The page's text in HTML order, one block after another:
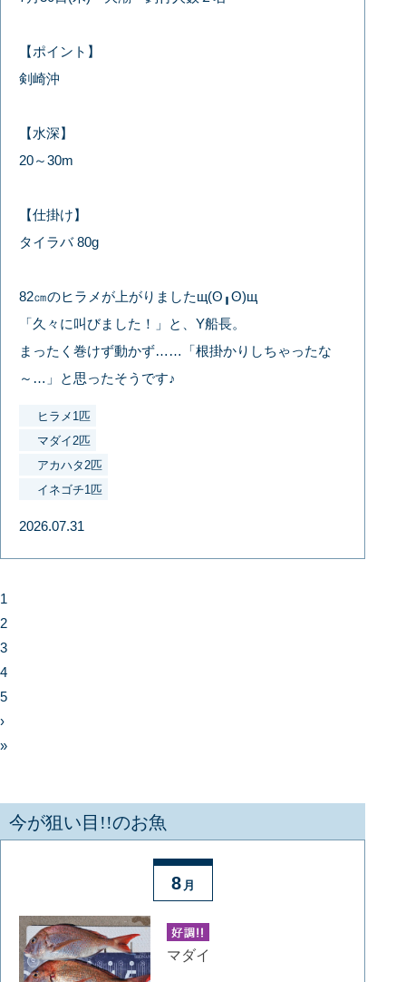
【ポイント】
剣崎沖
【水深】
20～30m
【仕掛け】
タイラバ 80g
82㎝のヒラメが上がりましたщ(ʘ╻ʘ)щ
「久々に叫びました！」と、Y船長。
まったく巻けず動かず……「根掛かりしちゃったな
～…」と思ったそうです♪
ヒラメ1匹
マダイ2匹
アカハタ2匹
イネゴチ1匹
2026.07.31
1
2
3
4
5
›
»
今が狙い目!!のお魚
8 月
マダイ